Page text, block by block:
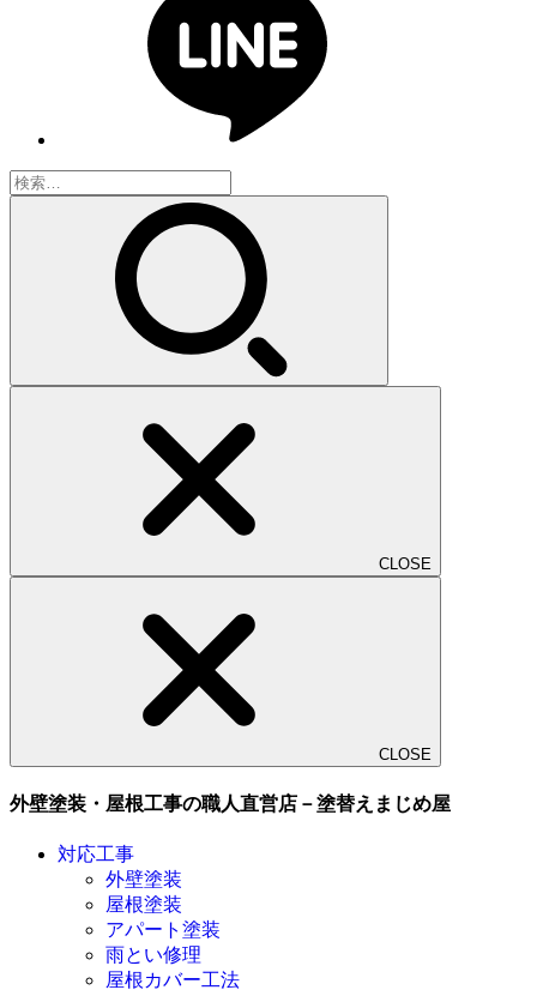
検
索:
CLOSE
CLOSE
外壁塗装・屋根工事の職人直営店－塗替えまじめ屋
対応工事
外壁塗装
屋根塗装
アパート塗装
雨とい修理
屋根カバー工法